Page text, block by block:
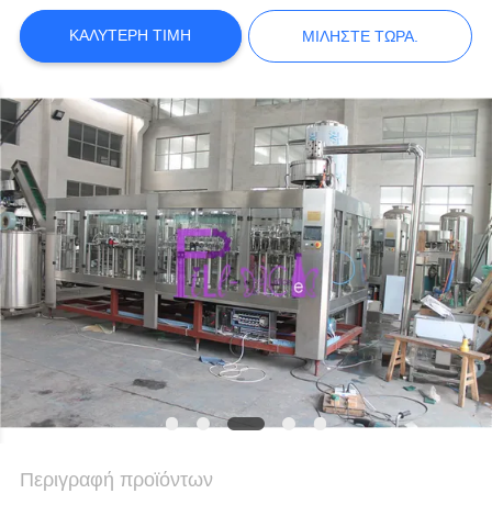
ΠΟΛΙΤΙΚΉ
ΑΠΟΡΡΉΤΟΥ
ΚΑΛΎΤΕΡΗ ΤΙΜΉ ΜΙΛΉΣΤΕ ΤΏΡΑ.
Περιγραφή προϊόντων